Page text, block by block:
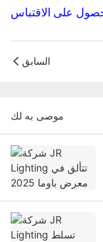
السابق
موصى به لك